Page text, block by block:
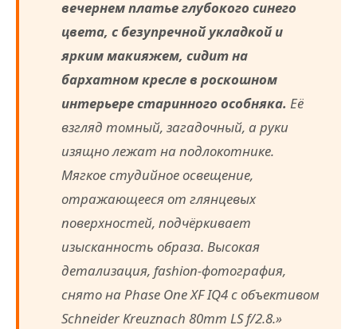
вечернем платье глубокого синего
цвета, с безупречной укладкой и
ярким макияжем, сидит на
бархатном кресле в роскошном
интерьере старинного особняка. Её
взгляд томный, загадочный, а руки
изящно лежат на подлокотнике.
Мягкое студийное освещение,
отражающееся от глянцевых
поверхностей, подчёркивает
изысканность образа. Высокая
детализация, fashion-фотография,
снято на Phase One XF IQ4 с объективом
Schneider Kreuznach 80mm LS f/2.8.»